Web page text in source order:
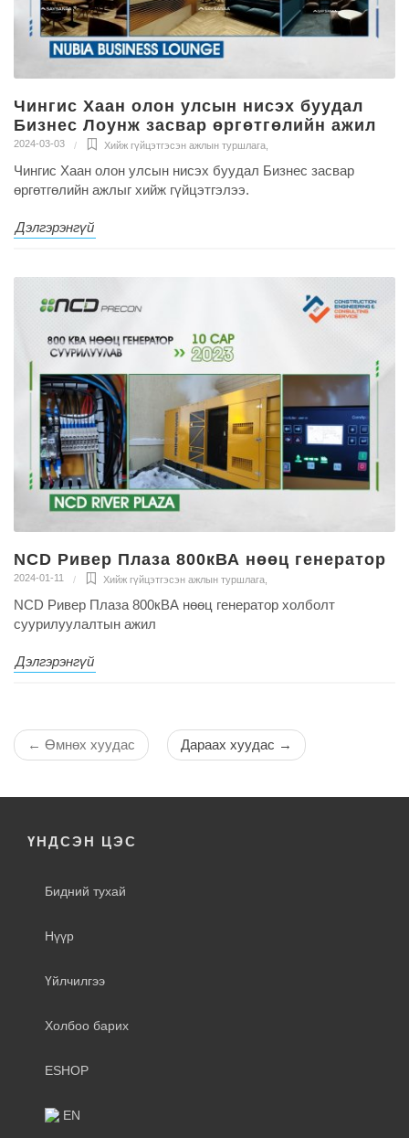
Чингис Хаан олон улсын нисэх буудал
Бизнес Лоунж засвар өргөтгөлийн ажил
2024-03-03 Хийж гүйцэтгэсэн ажлын туршлага
Чингис Хаан олон улсын нисэх буудал Бизнес засвар
өргөтгөлийн ажлыг хийж гүйцэтгэлээ.
Дэлгэрэнгүй
NCD Ривер Плаза 800кВА нөөц генератор
2024-01-11 Хийж гүйцэтгэсэн ажлын туршлага
NCD Ривер Плаза 800кВА нөөц генератор холболт
суурилуулалтын ажил
Дэлгэрэнгүй
← Өмнөх хуудас Дараах хуудас →
ҮНДСЭН ЦЭС
Бидний тухай
Нүүр
Үйлчилгээ
Холбоо барих
ESHOP
EN